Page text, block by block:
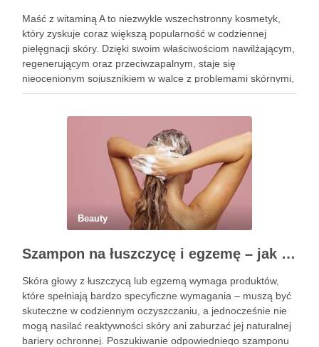
Maść z witaminą A to niezwykle wszechstronny kosmetyk,
który zyskuje coraz większą popularność w codziennej
pielęgnacji skóry. Dzięki swoim właściwościom nawilżającym,
regenerującym oraz przeciwzapalnym, staje się
nieocenionym sojusznikiem w walce z problemami skórnymi,
takimi jak zmarszczki, trądzik czy podrażnienia. Jej działanie
Beauty
Szampon na łuszczycę i egzemę – jak świadomie dobierać produkty przy wrażliwej skórze głowy?
Skóra głowy z łuszczycą lub egzemą wymaga produktów,
które spełniają bardzo specyficzne wymagania – muszą być
skuteczne w codziennym oczyszczaniu, a jednocześnie nie
mogą nasilać reaktywności skóry ani zaburzać jej naturalnej
bariery ochronnej. Poszukiwanie odpowiedniego szamponu